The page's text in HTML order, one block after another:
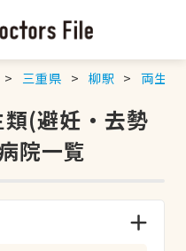
三重県 柳駅 両生類
(避妊・去勢
院一覧